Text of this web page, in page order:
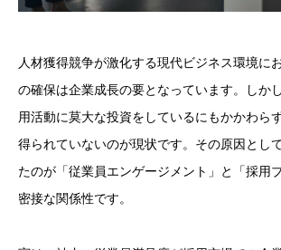
人材獲得競争が激化する現代ビジネス環境に
の確保は企業成長の要となっています。しか
用活動に莫大な投資をしているにもかかわら
得られていないのが現状です。その原因とし
たのが「従業員エンゲージメント」と「採用
密接な関係性です。